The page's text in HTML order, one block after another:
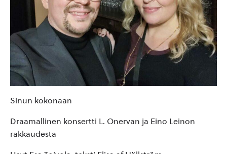
Sinun kokonaan
Draamallinen konsertti L. Onervan ja Eino Leinon
rakkaudesta